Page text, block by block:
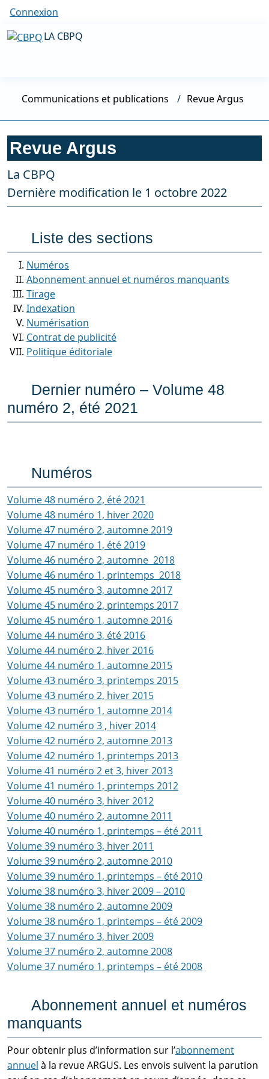
Connexion
LA CBPQ
Communications et publications Revue Argus
Revue Argus
La CBPQ
Dernière modification le 1 octobre 2022
Liste des sections
Numéros
Abonnement annuel et numéros manquants
Tirage
Indexation
Numérisation
Contrat de publicité
Politique éditoriale
Dernier numéro – Volume 48
numéro 2, été 2021
Numéros
Volume 48 numéro 2, été 2021
Volume 48 numéro 1, hiver 2020
Volume 47 numéro 2, automne 2019
Volume 47 numéro 1, été 2019
Volume 46 numéro 2, automne 2018
Volume 46 numéro 1, printemps 2018
Volume 45 numéro 3, automne 2017
Volume 45 numéro 2, printemps 2017
Volume 45 numéro 1, automne 2016
Volume 44 numéro 3, été 2016
Volume 44 numéro 2, hiver 2016
Volume 44 numéro 1, automne 2015
Volume 43 numéro 3, printemps 2015
Volume 43 numéro 2, hiver 2015
Volume 43 numéro 1, automne 2014
Volume 42 numéro 3 , hiver 2014
Volume 42 numéro 2, automne 2013
Volume 42 numéro 1, printemps 2013
Volume 41 numéro 2 et 3, hiver 2013
Volume 41 numéro 1, printemps 2012
Volume 40 numéro 3, hiver 2012
Volume 40 numéro 2, automne 2011
Volume 40 numéro 1, printemps – été 2011
Volume 39 numéro 3, hiver 2011
Volume 39 numéro 2, automne 2010
Volume 39 numéro 1, printemps – été 2010
Volume 38 numéro 3, hiver 2009 – 2010
Volume 38 numéro 2, automne 2009
Volume 38 numéro 1, printemps – été 2009
Volume 37 numéro 3, hiver 2009
Volume 37 numéro 2, automne 2008
Volume 37 numéro 1, printemps – été 2008
Abonnement annuel et numéros
manquants
Pour obtenir plus d’information sur l’abonnement
annuel à la revue ARGUS. Les envois suivent la parution